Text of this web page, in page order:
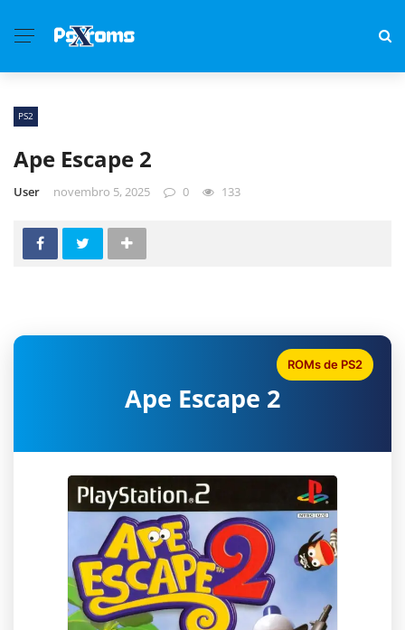
PS2
Ape Escape 2
User novembro 5, 2025 0 133
Ape Escape 2
ROMs de PS2